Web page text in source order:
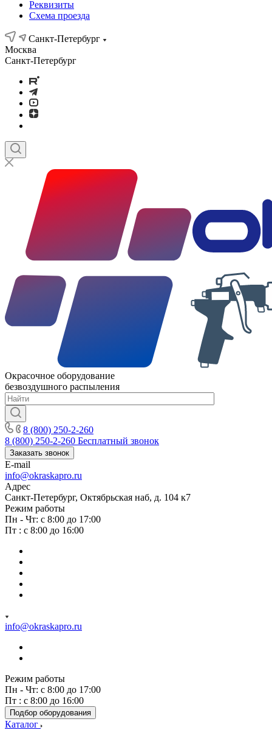
Реквизиты
Схема проезда
Санкт-Петербург
Москва
Санкт-Петербург
Окрасочное оборудование
безвоздушного распыления
8 (800) 250-2-260
8 (800) 250-2-260 Бесплатный звонок
Заказать звонок
E-mail
info@okraskapro.ru
Адрес
Санкт-Петербург, Октябрьская наб, д. 104 к7
Режим работы
Пн - Чт: с 8:00 до 17:00
Пт : с 8:00 до 16:00
info@okraskapro.ru
Режим работы
Пн - Чт: с 8:00 до 17:00
Пт : с 8:00 до 16:00
Подбор оборудования
Каталог